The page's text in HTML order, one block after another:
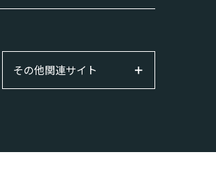
その他関連サイト